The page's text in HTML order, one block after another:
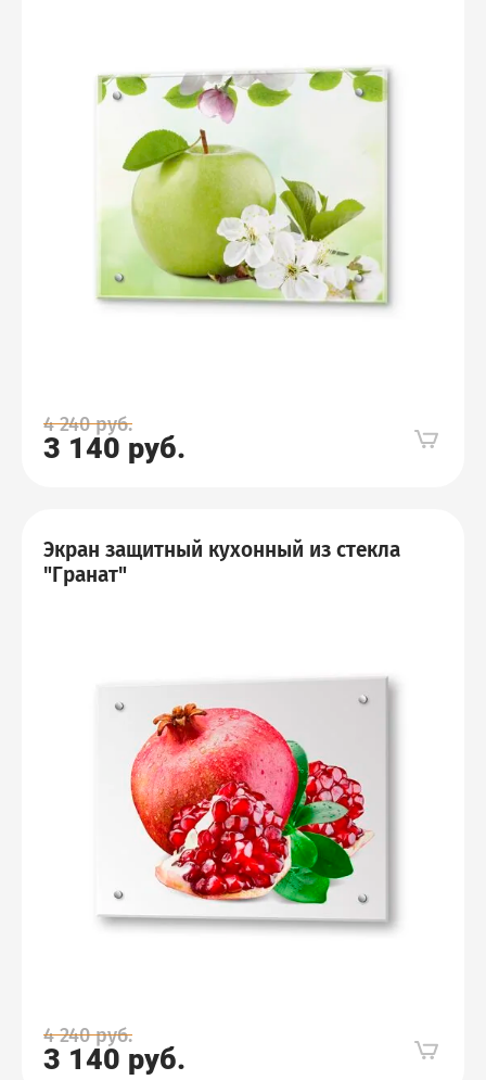
4 240руб.
3 140 руб.
Экран защитный кухонный из стекла
"Гранат"
4 240руб.
3 140 руб.